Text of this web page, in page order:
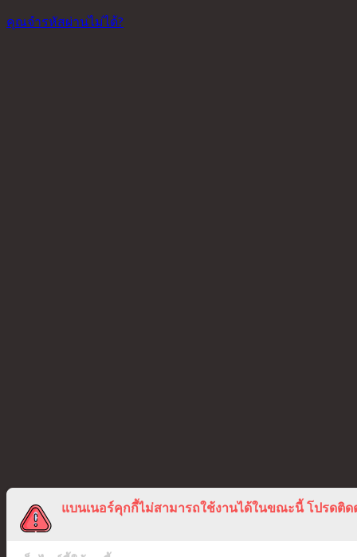
คุณจำรหัสผ่านไม่ได้?
แบนเนอร์คุกกี้ไม่สามารถใช้งานได้ในขณะนี้ โปรดติด